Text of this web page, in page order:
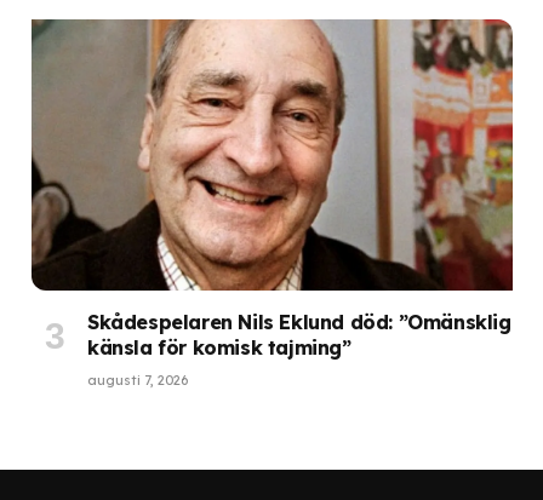
Skådespelaren Nils Eklund död: ”Omänsklig
känsla för komisk tajming”
augusti 7, 2026